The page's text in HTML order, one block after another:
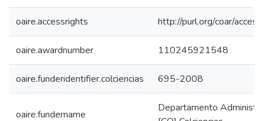
oaire.accessrights http://purl.org/coar/
oaire.awardnumber 110245921548
oaire.funderidentifier.colciencias 695-2008
oaire.fundername
Departamento